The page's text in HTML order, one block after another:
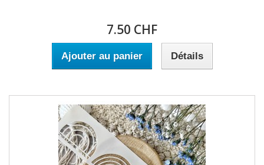
7.50 CHF
Ajouter au panier Détails